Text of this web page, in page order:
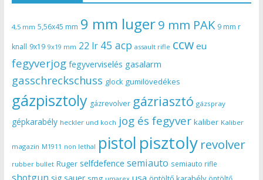
4,5 mm 5,56x45 mm 9 mm luger9 mm PAK 9 mm r
knall 9x19 9x19 mm 22 lr 45 acp assault rifle ccw eu
fegyverjog fegyverviselés gasalarm
gasschreckschuss glock gumilövedékes
gázpisztoly gázrevolver gázriasztó gázspray
gépkarabély heckler und koch jog és fegyver kaliber Kaliber
magazin M1911 non lethal pistol pisztoly revolver
rubber bullet Ruger selfdefence semiauto semiauto rifle
sig sauer usa